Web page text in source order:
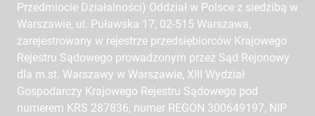
Przedmiocie Działalności) Oddział w Polsce z siedzibą w
Warszawie, ul. Puławska 17, 02-515 Warszawa,
zarejestrowany w rejestrze przedsiębiorców Krajowego
Rejestru Sądowego prowadzonym przez Sąd Rejonowy
dla m.st. Warszawy w Warszawie, XIII Wydział
Gospodarczy Krajowego Rejestru Sądowego pod
numerem KRS 287836, numer REGON 300649197, NIP